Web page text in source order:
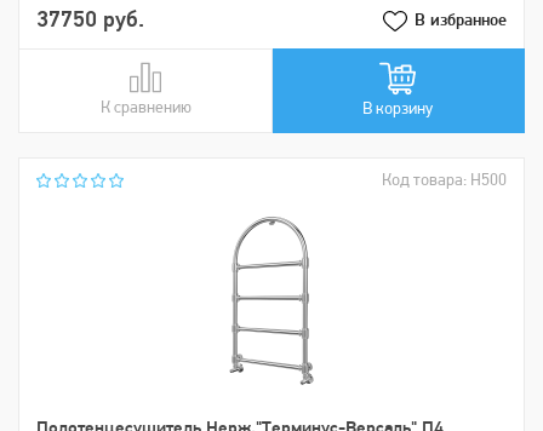
37750 руб. В избранное
К сравнению
В сравнении В корзину
Код товара: Н500